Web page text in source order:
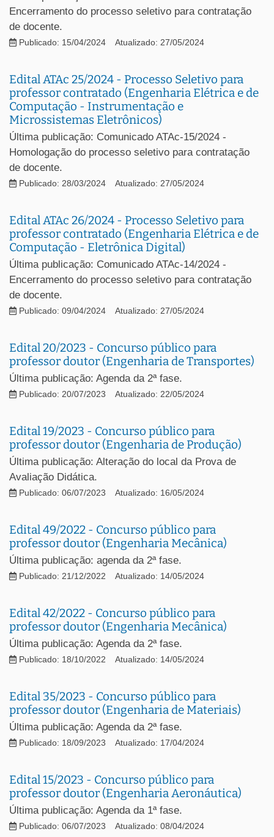
Encerramento do processo seletivo para contratação
de docente.
Publicado: 15/04/2024 Atualizado: 27/05/2024
Edital ATAc 25/2024 - Processo Seletivo para
professor contratado (Engenharia Elétrica e de
Computação - Instrumentação e
Microssistemas Eletrônicos)
Última publicação: Comunicado ATAc-15/2024 -
Homologação do processo seletivo para contratação
de docente.
Publicado: 28/03/2024 Atualizado: 27/05/2024
Edital ATAc 26/2024 - Processo Seletivo para
professor contratado (Engenharia Elétrica e de
Computação - Eletrônica Digital)
Última publicação: Comunicado ATAc-14/2024 -
Encerramento do processo seletivo para contratação
de docente.
Publicado: 09/04/2024 Atualizado: 27/05/2024
Edital 20/2023 - Concurso público para
professor doutor (Engenharia de Transportes)
Última publicação: Agenda da 2ª fase.
Publicado: 20/07/2023 Atualizado: 22/05/2024
Edital 19/2023 - Concurso público para
professor doutor (Engenharia de Produção)
Última publicação: Alteração do local da Prova de
Avaliação Didática.
Publicado: 06/07/2023 Atualizado: 16/05/2024
Edital 49/2022 - Concurso público para
professor doutor (Engenharia Mecânica)
Última publicação: agenda da 2ª fase.
Publicado: 21/12/2022 Atualizado: 14/05/2024
Edital 42/2022 - Concurso público para
professor doutor (Engenharia Mecânica)
Última publicação: Agenda da 2ª fase.
Publicado: 18/10/2022 Atualizado: 14/05/2024
Edital 35/2023 - Concurso público para
professor doutor (Engenharia de Materiais)
Última publicação: Agenda da 2ª fase.
Publicado: 18/09/2023 Atualizado: 17/04/2024
Edital 15/2023 - Concurso público para
professor doutor (Engenharia Aeronáutica)
Última publicação: Agenda da 1ª fase.
Publicado: 06/07/2023 Atualizado: 08/04/2024